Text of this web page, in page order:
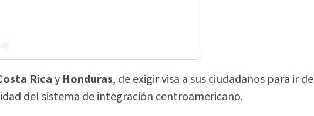
Ricay Honduras, de exigir visa a sus ciudadanos para ir de
del sistema de integración centroamericano.